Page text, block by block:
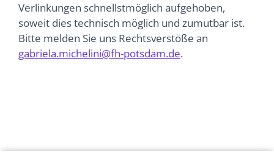
Verlinkungen schnellstmöglich aufgehoben,
soweit dies technisch möglich und zumutbar ist.
Bitte melden Sie uns Rechtsverstöße an
gabriela.michelini@fh-potsdam.de.